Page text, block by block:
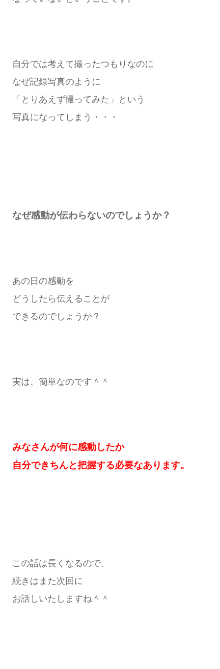
自分では考えて撮ったつもりなのに
なぜ記録写真のように
「とりあえず撮ってみた」という
写真になってしまう・・・
なぜ感動が伝わらないのでしょうか？
あの日の感動を
どうしたら伝えることが
できるのでしょうか？
実は、簡単なのです＾＾
みなさんが何に感動したか
自分できちんと把握する必要なあります。
この話は長くなるので、
続きはまた次回に
お話しいたしますね＾＾